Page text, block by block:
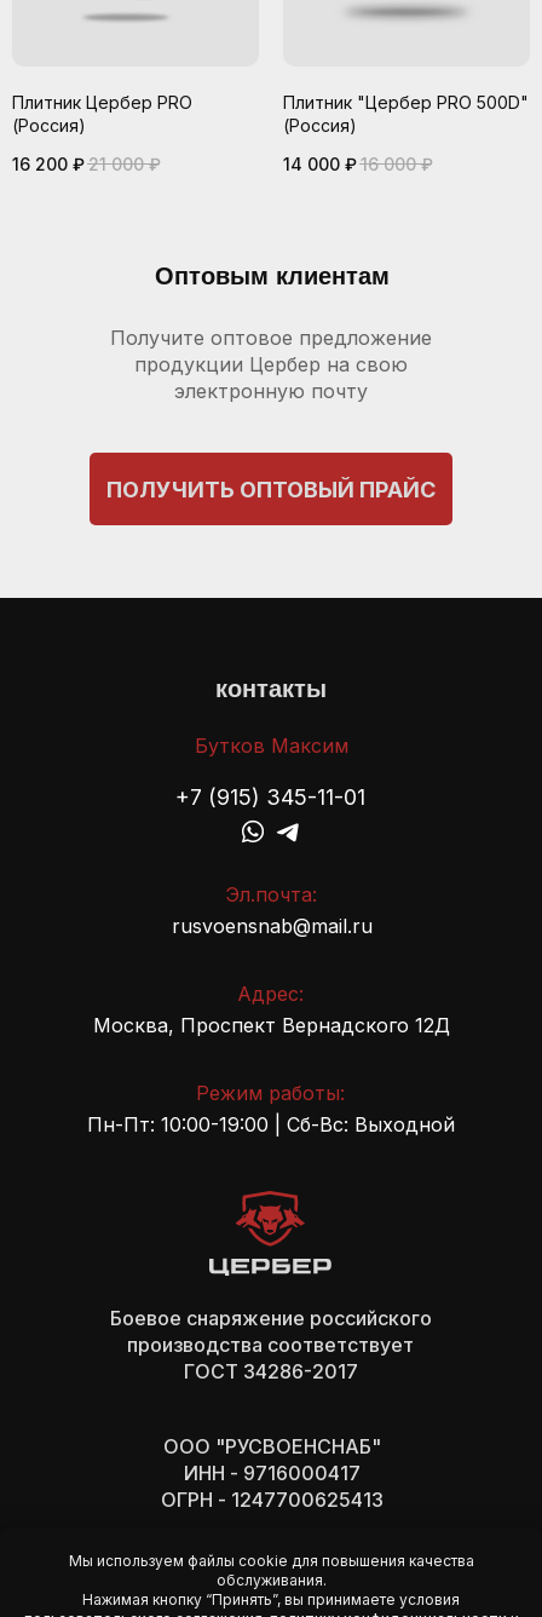
Мы используем файлы cookie для повышения качества
обслуживания.
Нажимая кнопку “Принять”, вы принимаете условия
Плитник Цербер PRO
(Россия)
16 200 ₽21 000 ₽
Плитник "Цербер PRO 500D"
(Россия)
14 000 ₽16 000 ₽
ПОЛУЧИТЬ ОПТОВЫЙ ПРАЙС
Получите оптовое предложение
продукции Цербер на свою
электронную почту
Оптовым клиентам
контакты
Бутков Максим
Эл.почта:
Боевое снаряжение российского
производства cоответствует
ГОСТ 34286-2017
ООО "РУСВОЕНСНАБ"
ИНН - 9716000417
ОГРН - 1247700625413
Адрес:
Режим работы:
rusvoensnab@mail.ru
Москва, Проспект Вернадского 12Д
Пн-Пт: 10:00-19:00 | Сб-Вс: Выходной
+7 (915) 345-11-01